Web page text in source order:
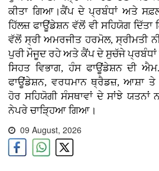
ਕੀਤਾ ਗਿਆ।ਕੈਂਪ ਦੇ ਪ੍ਰਬੰਧਾਂ ਅਤੇ
ਹਿੱਲਜ਼ ਫਾਊਂਡੇਸ਼ਨ ਵੱਲੋਂ ਵੀ ਸਹਿਯੋਗ
ਵੱਲੋਂ ਸ੍ਰੀ ਅਮਰਜੀਤ ਹਰਮੋਲ, ਸ੍ਰੀਮਤੀ
ਪੁਰੀ ਮੌਜੂਦ ਰਹੇ ਅਤੇ ਕੈਂਪ ਦੇ ਸੁਚੱਜੇ ਪ੍ਰਬੰਧਾਂ
ਸਿਹਤ ਵਿਭਾਗ, ਹੰਸ ਫਾਊਂਡੇਸ਼ਨ ਦੀ
ਫਾਊਂਡੇਸ਼ਨ, ਵਰਧਮਾਨ ਥ੍ਰੈਡਜ਼, ਆਸ਼ਾ
ਹੋਰ ਸਹਿਯੋਗੀ ਸੰਸਥਾਵਾਂ ਦੇ ਸਾਂਝੇ
ਨੇਪਰੇ ਚਾੜ੍ਹਿਆ ਗਿਆ।
09 August, 2026